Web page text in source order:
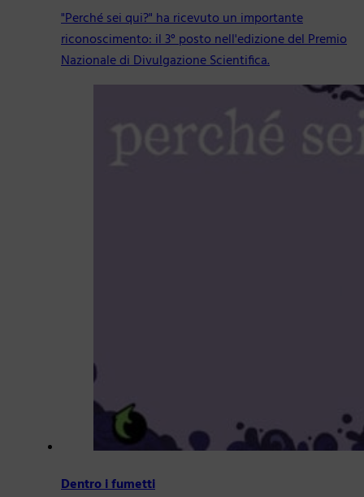
"Perché sei qui?" ha ricevuto un importante
riconoscimento: il 3° posto nell'edizione del Premio
Nazionale di Divulgazione Scientifica.
Dentro i fumetti